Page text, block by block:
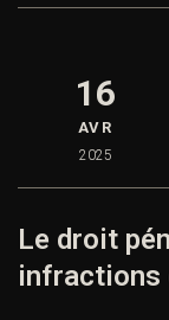
16
AVR
2025
Le droit
infractions